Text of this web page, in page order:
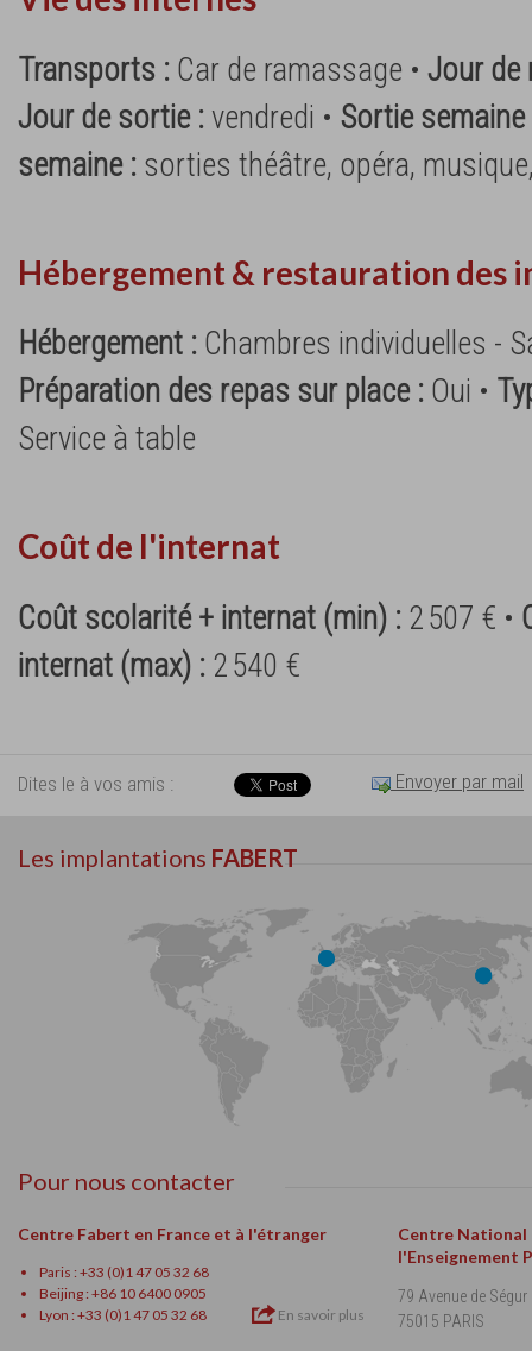
Transports : Car de ramassage • Jour de
Jour de sortie :vendredi • Sortie
semaine : sorties théâtre, opéra,
Hébergement & restauration des
Hébergement : Chambres individuelles -
Préparation des repas sur place : Oui •
Service à table
Coût de l'internat
Coût scolarité + internat (min) : 2 507 € •
internat (max) : 2 540 €
Dites le à vos amis : Envoyer par mail
Les implantations FABERT
Pour nous contacter
Centre Fabert en France et à l'étranger
Paris : +33 (0)1 47 05 32 68
Beijing : +86 10 6400 0905
Lyon : +33 (0)1 47 05 32 68
En savoir plus
Centre National
l'Enseignement
79 Avenue de Ségur
75015 PARIS